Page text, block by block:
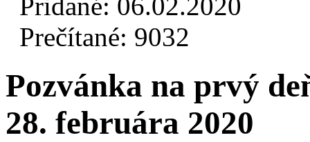
Prečítané: 9032
Pozvánka na prvý
28. februára 2020